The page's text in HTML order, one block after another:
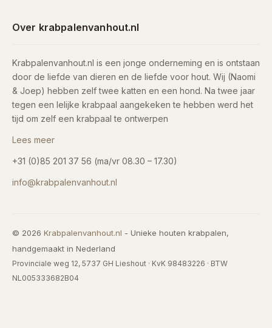
Over krabpalenvanhout.nl
Krabpalenvanhout.nl is een jonge onderneming en is ontstaan
door de liefde van dieren en de liefde voor hout. Wij (Naomi
& Joep) hebben zelf twee katten en een hond. Na twee jaar
tegen een lelijke krabpaal aangekeken te hebben werd het
tijd om zelf een krabpaal te ontwerpen
Lees meer
+31 (0)85 201 37 56 (ma/vr 08.30 – 17.30)
info@krabpalenvanhout.nl
© 2026 Krabpalenvanhout.nl - Unieke houten krabpalen,
handgemaakt in Nederland
Provinciale weg 12, 5737 GH Lieshout · KvK 98483226 · BTW
NL005333682B04